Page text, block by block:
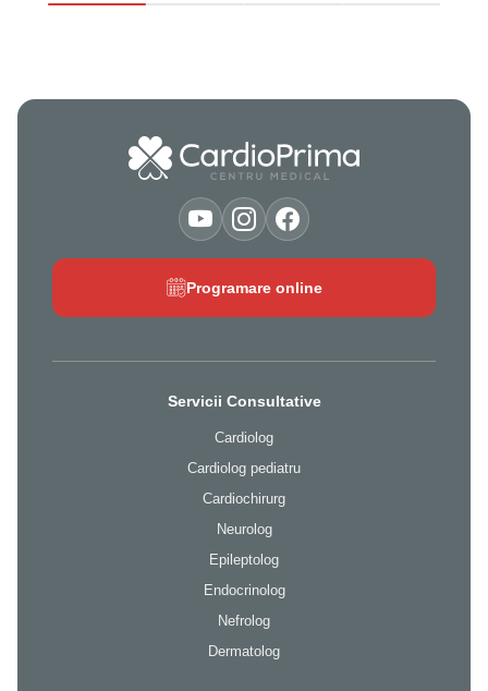
Programare online
Servicii Consultative
Cardiolog
Cardiolog pediatru
Cardiochirurg
Neurolog
Epileptolog
Endocrinolog
Nefrolog
Dermatolog